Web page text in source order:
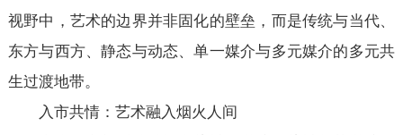
视野中，艺术的边界并非固化的壁垒，而是传统与当代、
东方与西方、静态与动态、单一媒介与多元媒介的多元共
生过渡地带。
入市共情：艺术融入烟火人间